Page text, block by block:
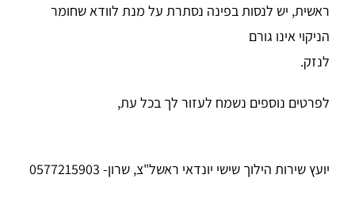
ראשית, יש לנסות בפינה נסתרת על מנת לוודא שחומר
הניקוי אינו גורם
לנזק.
לפרטים נוספים נשמח לעזור לך בכל עת,
יועץ שירות הילוך שישי יונדאי ראשל"צ, שרון- 0577215903